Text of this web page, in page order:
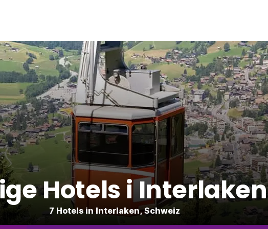
Hotels i Interlaken
7 Hotels in Interlaken, Schweiz